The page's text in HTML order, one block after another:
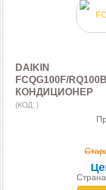
DAIKIN
FCQG100F/
КОНДИЦИОНЕР
(КОД: )